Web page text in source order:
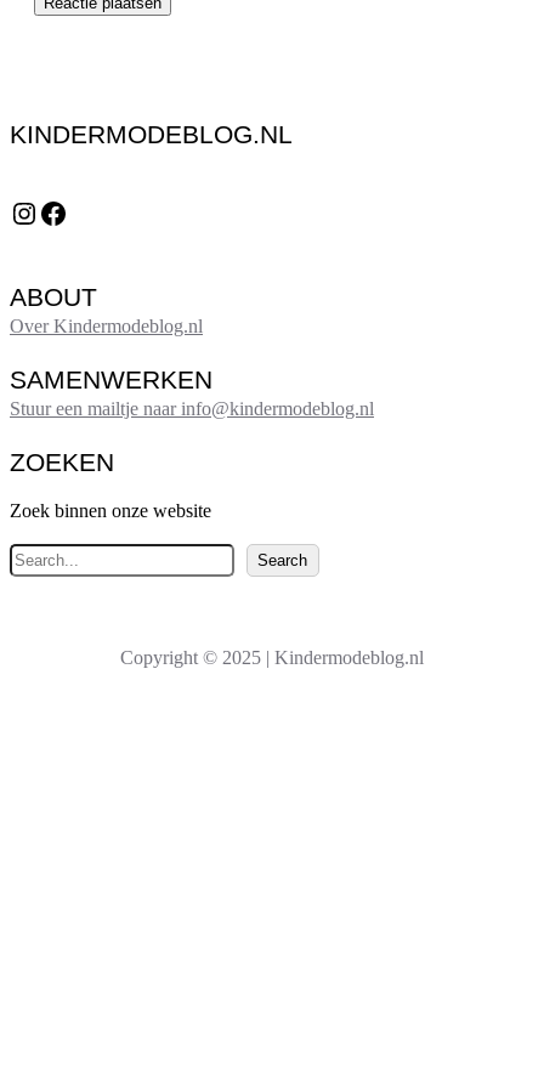
KINDERMODEBLOG.NL
Instagram Facebook
ABOUT
Over Kindermodeblog.nl
SAMENWERKEN
Stuur een mailtje naar info@kindermodeblog.nl
ZOEKEN
Zoek binnen onze website
Z
o
Search
Copyright © 2025 | Kindermodeblog.nl